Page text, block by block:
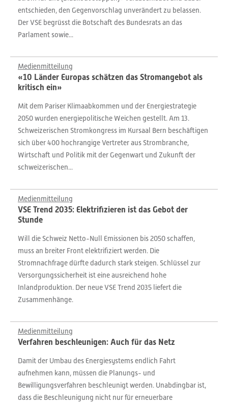
entschieden, den Gegenvorschlag unverändert zu belassen.
Der VSE begrüsst die Botschaft des Bundesrats an das
Parlament sowie...
Medienmitteilung
«10 Länder Europas schätzen das Stromangebot als
kritisch ein»
Mit dem Pariser Klimaabkommen und der Energiestrategie
2050 wurden energiepolitische Weichen gestellt. Am 13.
Schweizerischen Stromkongress im Kursaal Bern beschäftigen
sich über 400 hochrangige Vertreter aus Strombranche,
Wirtschaft und Politik mit der Gegenwart und Zukunft der
schweizerischen...
Medienmitteilung
VSE Trend 2035: Elektrifizieren ist das Gebot der
Stunde
Will die Schweiz Netto-Null Emissionen bis 2050 schaffen,
muss an breiter Front elektrifiziert werden. Die
Stromnachfrage dürfte dadurch stark steigen. Schlüssel zur
Versorgungssicherheit ist eine ausreichend hohe
Inlandproduktion. Der neue VSE Trend 2035 liefert die
Zusammenhänge.
Medienmitteilung
Verfahren beschleunigen: Auch für das Netz
Damit der Umbau des Energiesystems endlich Fahrt
aufnehmen kann, müssen die Planungs- und
Bewilligungsverfahren beschleunigt werden. Unabdingbar ist,
dass die Beschleunigung nicht nur für erneuerbare